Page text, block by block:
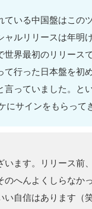
ている中国盤はこの
ャルリリースは年明
世界最初のリリース
て行った日本盤を初
言っていました。と
にサインをもらって
います。リリース前
のへんよくしらなか
い自信はあります（